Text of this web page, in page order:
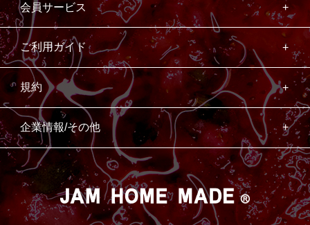
会員サービス
ご利用ガイド
規約
企業情報/その他